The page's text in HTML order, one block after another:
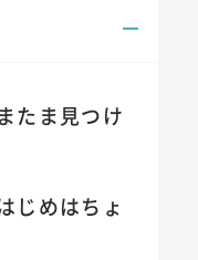
たま見つけ
じめはちょ